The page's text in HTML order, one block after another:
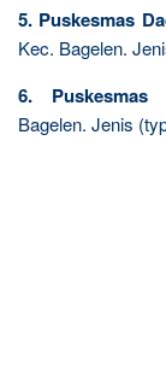
5. Puskesmas
Kec. Bagelen.
6. Puskesmas
Bagelen. Jenis